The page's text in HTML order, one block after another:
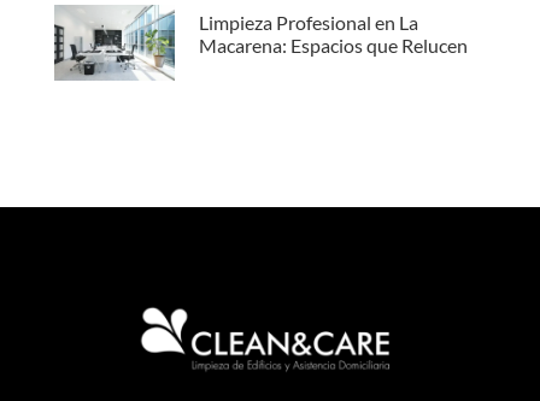
Limpieza Profesional en La
Macarena: Espacios que Relucen